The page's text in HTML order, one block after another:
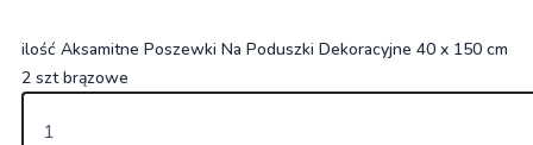
ilość Aksamitne Poszewki Na Poduszki Dekoracyjne 40 x 150 cm
2 szt brązowe